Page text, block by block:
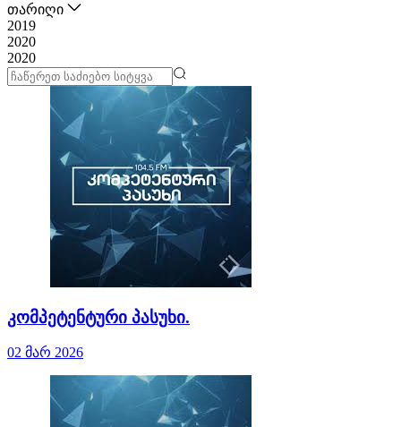
თარიღი
2019
2020
2020
კომპეტენტური პასუხი.
02 მარ 2026